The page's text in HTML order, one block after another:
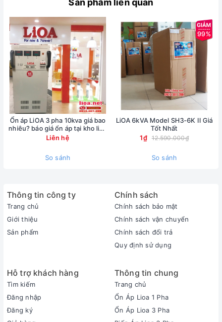
Sản phẩm liên quan
Ổn áp LiOA 3 pha 10kva giá bao
nhiêu? báo giá ổn áp tại kho lioa
Nhật Linh
Liên hệ
So sánh
99%
LiOA 6kVA Model SH3-6K II Giá
Tốt Nhất
1₫
12.590.000₫
So sánh
Thông tin công ty
Trang chủ
Giới thiệu
Sản phẩm
Chính sách
Chính sách bảo mật
Chính sách vận chuyển
Chính sách đổi trả
Quy định sử dụng
Hỗ trợ khách hàng
Tìm kiếm
Đăng nhập
Đăng ký
Thông tin chung
Trang chủ
Ổn Áp Lioa 1 Pha
Ổn Áp Lioa 3 Pha